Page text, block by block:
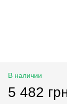
В наличии
5 482